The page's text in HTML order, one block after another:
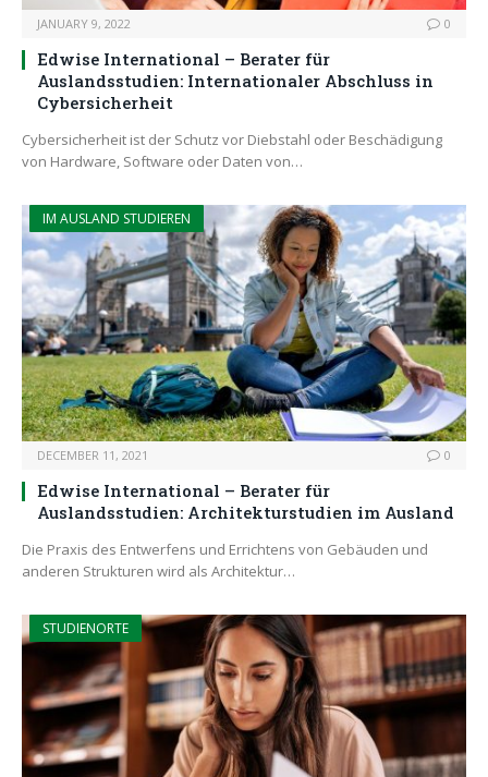
JANUARY 9, 2022 0
Edwise International – Berater für
Auslandsstudien: Internationaler Abschluss in
Cybersicherheit
Cybersicherheit ist der Schutz vor Diebstahl oder Beschädigung
von Hardware, Software oder Daten von…
IM AUSLAND STUDIEREN
DECEMBER 11, 2021 0
Edwise International – Berater für
Auslandsstudien: Architekturstudien im Ausland
Die Praxis des Entwerfens und Errichtens von Gebäuden und
anderen Strukturen wird als Architektur…
STUDIENORTE